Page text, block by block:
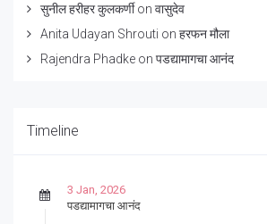
सुनील हरीहर कुलकर्णीon वासुदेव
Anita Udayan Shrouti on हरफन मौला
Rajendra Phadke on पडद्यामागचा आनंद
Timeline
3 Jan, 2026
पडद्यामागचा आनंद